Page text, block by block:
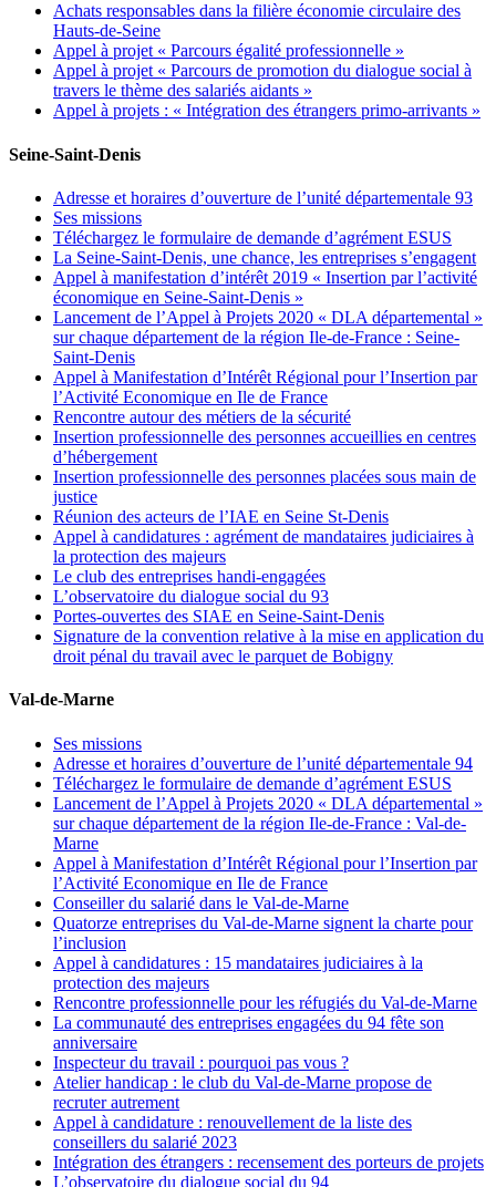
Achats responsables dans la filière économie circulaire des
Hauts-de-Seine
Appel à projet « Parcours égalité professionnelle »
Appel à projet « Parcours de promotion du dialogue social à
travers le thème des salariés aidants »
Appel à projets : « Intégration des étrangers primo-arrivants »
Seine-Saint-Denis
Adresse et horaires d’ouverture de l’unité départementale 93
Ses missions
Téléchargez le formulaire de demande d’agrément ESUS
La Seine-Saint-Denis, une chance, les entreprises s’engagent
Appel à manifestation d’intérêt 2019 « Insertion par l’activité
économique en Seine-Saint-Denis »
Lancement de l’Appel à Projets 2020 « DLA départemental »
sur chaque département de la région Ile-de-France : Seine-
Saint-Denis
Appel à Manifestation d’Intérêt Régional pour l’Insertion par
l’Activité Economique en Ile de France
Rencontre autour des métiers de la sécurité
Insertion professionnelle des personnes accueillies en centres
d’hébergement
Insertion professionnelle des personnes placées sous main de
justice
Réunion des acteurs de l’IAE en Seine St-Denis
Appel à candidatures : agrément de mandataires judiciaires à
la protection des majeurs
Le club des entreprises handi-engagées
L’observatoire du dialogue social du 93
Portes-ouvertes des SIAE en Seine-Saint-Denis
Signature de la convention relative à la mise en application du
droit pénal du travail avec le parquet de Bobigny
Val-de-Marne
Ses missions
Adresse et horaires d’ouverture de l’unité départementale 94
Téléchargez le formulaire de demande d’agrément ESUS
Lancement de l’Appel à Projets 2020 « DLA départemental »
sur chaque département de la région Ile-de-France : Val-de-
Marne
Appel à Manifestation d’Intérêt Régional pour l’Insertion par
l’Activité Economique en Ile de France
Conseiller du salarié dans le Val-de-Marne
Quatorze entreprises du Val-de-Marne signent la charte pour
l’inclusion
Appel à candidatures : 15 mandataires judiciaires à la
protection des majeurs
Rencontre professionnelle pour les réfugiés du Val-de-Marne
La communauté des entreprises engagées du 94 fête son
anniversaire
Inspecteur du travail : pourquoi pas vous ?
Atelier handicap : le club du Val-de-Marne propose de
recruter autrement
Appel à candidature : renouvellement de la liste des
conseillers du salarié 2023
Intégration des étrangers : recensement des porteurs de projets
L’observatoire du dialogue social du 94